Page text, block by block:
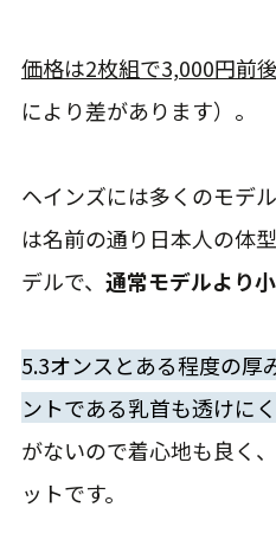
価格は2枚組で3,000円前後
により差があります）。
ヘインズには多くのモデ
は名前の通り日本人の体
デルで、 通常モデルより
5.3オンスとある程度の厚
ントである乳首も透けに
がないので着心地も良く
ットです。